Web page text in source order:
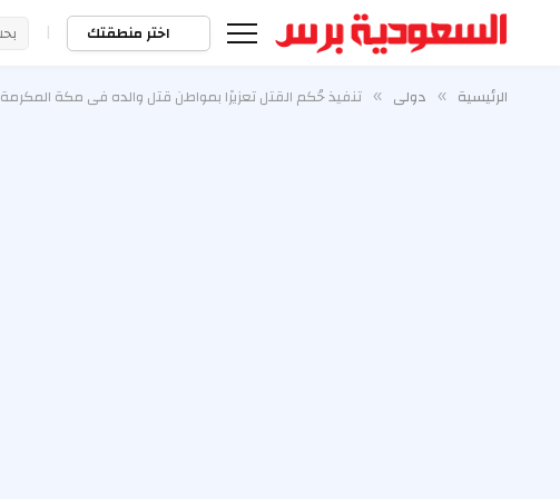
اختر منطقتك |
الرئيسية » دولي » تنفيذ حُكم القتل تعزيرًا بمواطن قتل والده في مكة المكرمة